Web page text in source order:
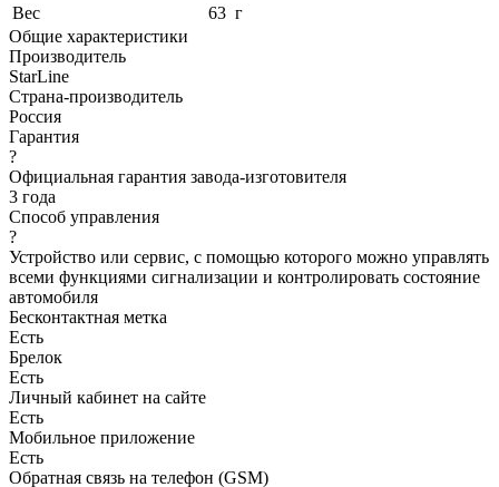
Вес
63 г
Общие характеристики
Производитель
StarLine
Страна-производитель
Россия
Гарантия
?
Официальная гарантия завода-изготовителя
3 года
Способ управления
?
Устройство или сервис, с помощью которого можно управлять
всеми функциями сигнализации и контролировать состояние
автомобиля
Бесконтактная метка
Есть
Брелок
Есть
Личный кабинет на сайте
Есть
Мобильное приложение
Есть
Обратная связь на телефон (GSM)